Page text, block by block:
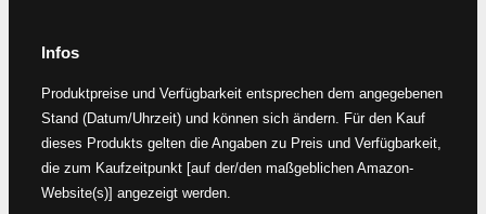
Infos
Produktpreise und Verfügbarkeit entsprechen dem angegebenen
Stand (Datum/Uhrzeit) und können sich ändern. Für den Kauf
dieses Produkts gelten die Angaben zu Preis und Verfügbarkeit,
die zum Kaufzeitpunkt [auf der/den maßgeblichen Amazon-
Website(s)] angezeigt werden.